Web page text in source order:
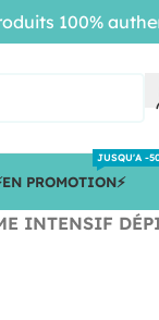
PROMOTION⚡️
JUSQU'A -
INTENSIF
100%